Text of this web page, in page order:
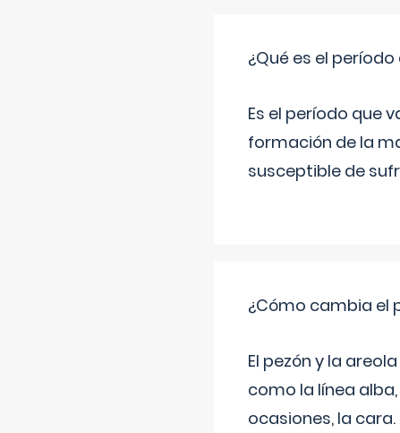
¿Qué es el
Es el período que
formación de la
susceptible de
¿Cómo cambia el
El pezón y la
como la línea
ocasiones, la